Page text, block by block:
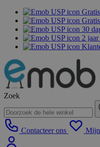
30
2
Zoek
Contacteer ons